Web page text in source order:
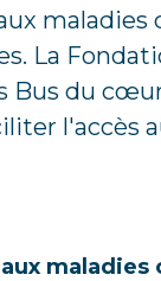
maladies
La
Bus du
l'accès
maladies